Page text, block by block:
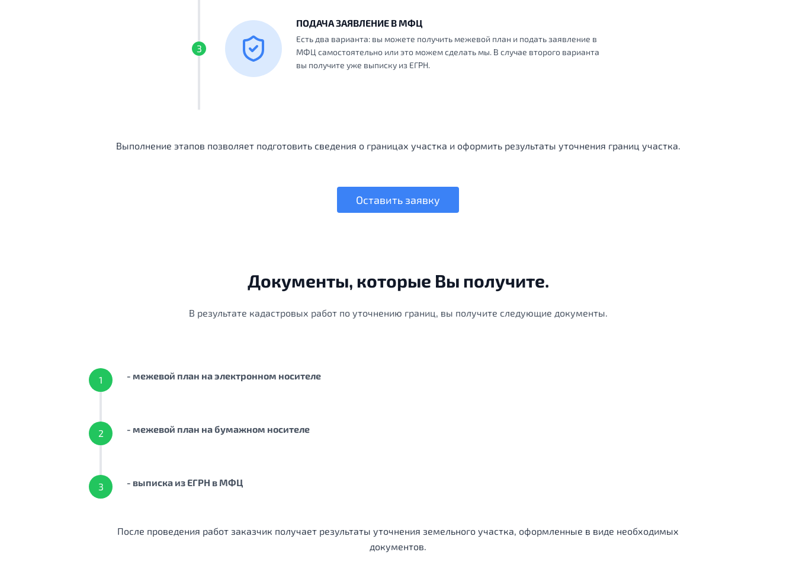
3
ПОДАЧА ЗАЯВЛЕНИЕ В МФЦ
Есть два варианта: вы можете получить межевой план и подать заявление в
МФЦ самостоятельно или это можем сделать мы. В случае второго варианта
вы получите уже выписку из ЕГРН.
Выполнение этапов позволяет подготовить сведения о границах участка и оформить результаты уточнения границ участка.
Оставить заявку
Документы, которые Вы получите.
В результате кадастровых работ по уточнению границ, вы получите следующие документы.
1 - межевой план на электронном носителе
2 - межевой план на бумажном носителе
3 - выписка из ЕГРН в МФЦ
После проведения работ заказчик получает результаты уточнения земельного участка, оформленные в виде необходимых
документов.